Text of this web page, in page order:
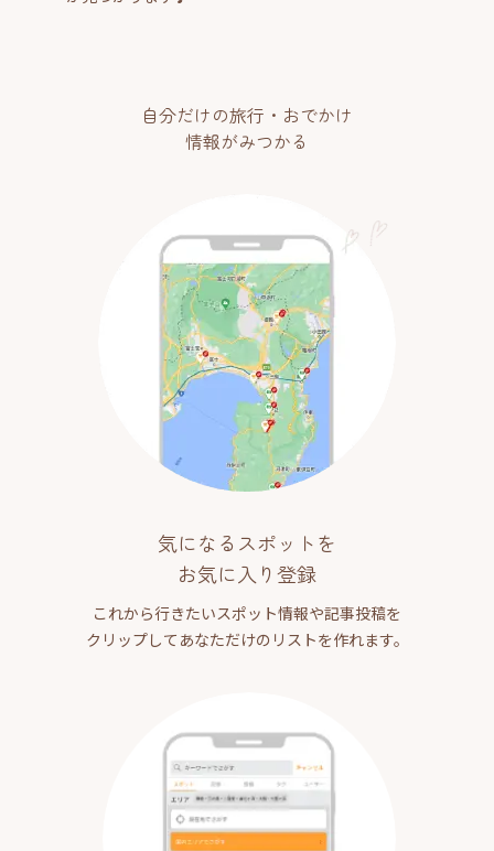
自分だけの旅行・おでかけ
情報がみつかる
気になるスポットを
お気に入り登録
これから行きたいスポット情報や記事投稿を
クリップしてあなただけのリストを作れます。